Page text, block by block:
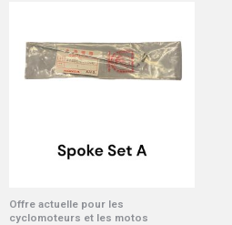
Offre actuelle pour les
cyclomoteurs et les motos